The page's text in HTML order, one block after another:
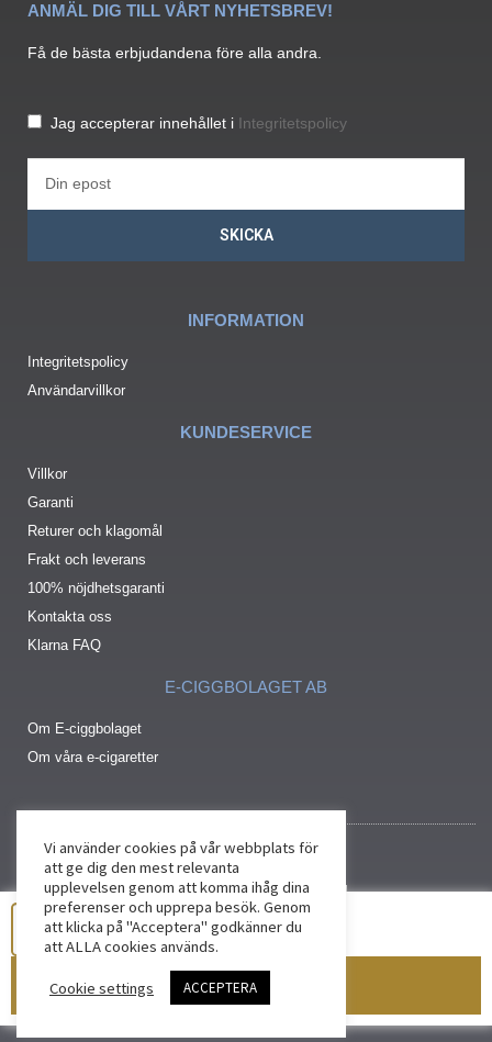
Lägg till i varukorg
ANMÄL DIG TILL VÅRT NYHETSBREV!
Få de bästa erbjudandena före alla andra.
Jag accepterar innehållet i Integritetspolicy
SKICKA
INFORMATION
Integritetspolicy
Användarvillkor
KUNDESERVICE
Villkor
Garanti
Returer och klagomål
Frakt och leverans
100% nöjdhetsgaranti
Kontakta oss
Klarna FAQ
E-CIGGBOLAGET AB
Om E-ciggbolaget
Om våra e-cigaretter
Vi använder cookies på vår webbplats för
att ge dig den mest relevanta
upplevelsen genom att komma ihåg dina
preferenser och upprepa besök. Genom
att klicka på "Acceptera" godkänner du
att ALLA cookies används.
Cookie settings ACCEPTERA